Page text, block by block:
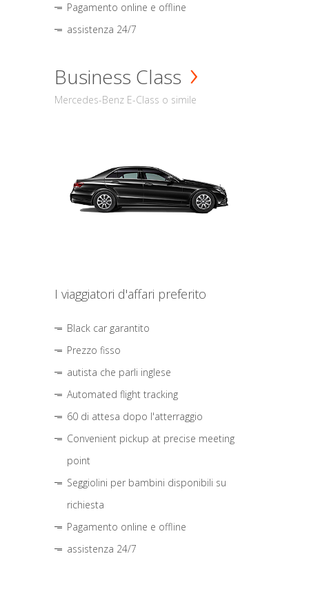
Pagamento online e offline
assistenza 24/7
Business Class
Mercedes-Benz E-Class o simile
I viaggiatori d'affari preferito
Black car garantito
Prezzo fisso
autista che parli inglese
Automated flight tracking
60 di attesa dopo l'atterraggio
Convenient pickup at precise meeting
point
Seggiolini per bambini disponibili su
richiesta
Pagamento online e offline
assistenza 24/7